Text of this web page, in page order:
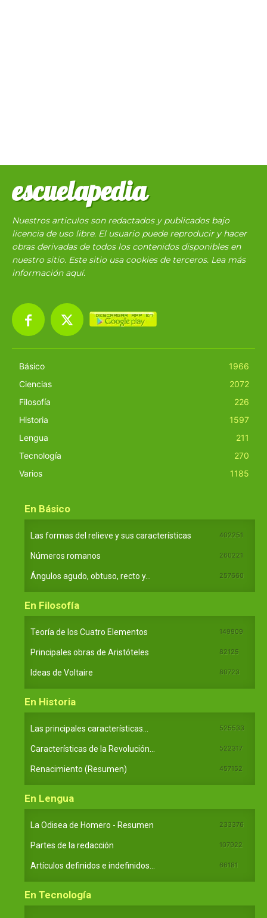
escuelapedia
Nuestros articulos son redactados y publicados bajo
licencia de uso libre. El usuario puede reproducir y hacer
obras derivadas de todos los contenidos disponibles en
nuestro sitio. Este sitio usa cookies de terceros. Lea más
información aquí.
Básico
1966
Ciencias
2072
Filosofía
226
Historia
1597
Lengua
211
Tecnología
270
Varios
1185
En Básico
Las formas del relieve y sus características 402251
Números romanos 260221
Ángulos agudo, obtuso, recto y... 257660
En Filosofía
Teoría de los Cuatro Elementos 149909
Principales obras de Aristóteles 82125
Ideas de Voltaire 80723
En Historia
Las principales características... 525533
Características de la Revolución... 522317
Renacimiento (Resumen) 457152
En Lengua
La Odisea de Homero - Resumen 233376
Partes de la redacción 107922
Artículos definidos e indefinidos... 66181
En Tecnología